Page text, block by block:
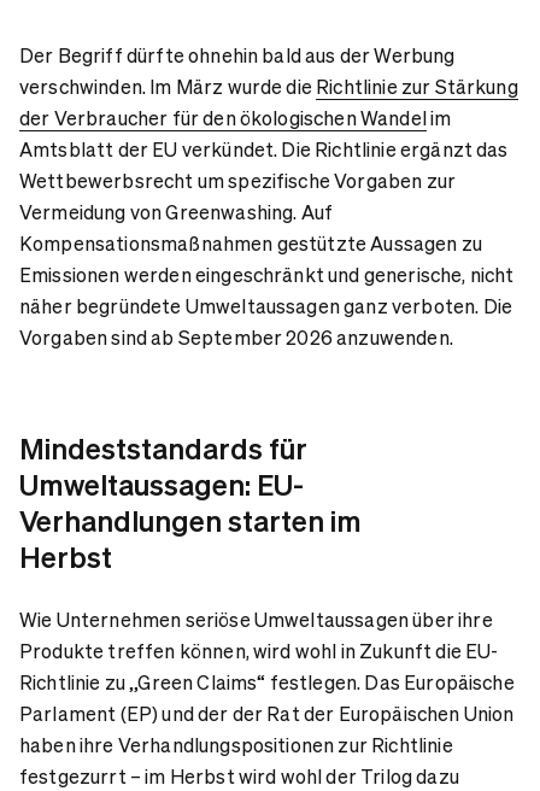
Der Begriff dürfte ohnehin bald aus der Werbung
verschwinden. Im März wurde die Richtlinie zur Stärkung
der Verbraucher für den ökologischen Wandelim
Amtsblatt der EU verkündet. Die Richtlinie ergänzt das
Wettbewerbsrecht um spezifische Vorgaben zur
Vermeidung von Greenwashing. Auf
Kompensationsmaßnahmen gestützte Aussagen zu
Emissionen werden eingeschränkt und generische, nicht
näher begründete Umweltaussagen ganz verboten. Die
Vorgaben sind ab September 2026 anzuwenden.
Mindeststandards für
Umweltaussagen: EU-
Verhandlungen starten im
Herbst
Wie Unternehmen seriöse Umweltaussagen über ihre
Produkte treffen können, wird wohl in Zukunft die EU-
Richtlinie zu „Green Claims“ festlegen. Das Europäische
Parlament (EP) und der der Rat der Europäischen Union
haben ihre Verhandlungspositionen zur Richtlinie
festgezurrt – im Herbst wird wohl der Trilog dazu